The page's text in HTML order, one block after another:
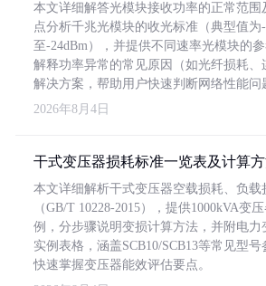
本文详细解答光模块接收功率的正常范围
点分析千兆光模块的收光标准（典型值为
至-24dBm），并提供不同速率光模块的
解释功率异常的常见原因（如光纤损耗、
解决方案，帮助用户快速判断网络性能问
2026年8月4日
干式变压器损耗标准一览表及计算
本文详细解析干式变压器空载损耗、负载
（GB/T 10228-2015），提供1000kVA变
例，分步骤说明变损计算方法，并附电力
实例表格，涵盖SCB10/SCB13等常见型
快速掌握变压器能效评估要点。